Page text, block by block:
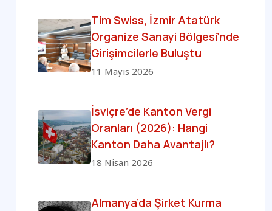
Tim Swiss, İzmir Atatürk
Organize Sanayi Bölgesi’nde
Girişimcilerle Buluştu
11 Mayıs 2026
İsviçre’de Kanton Vergi
Oranları (2026): Hangi
Kanton Daha Avantajlı?
18 Nisan 2026
Almanya’da Şirket Kurma